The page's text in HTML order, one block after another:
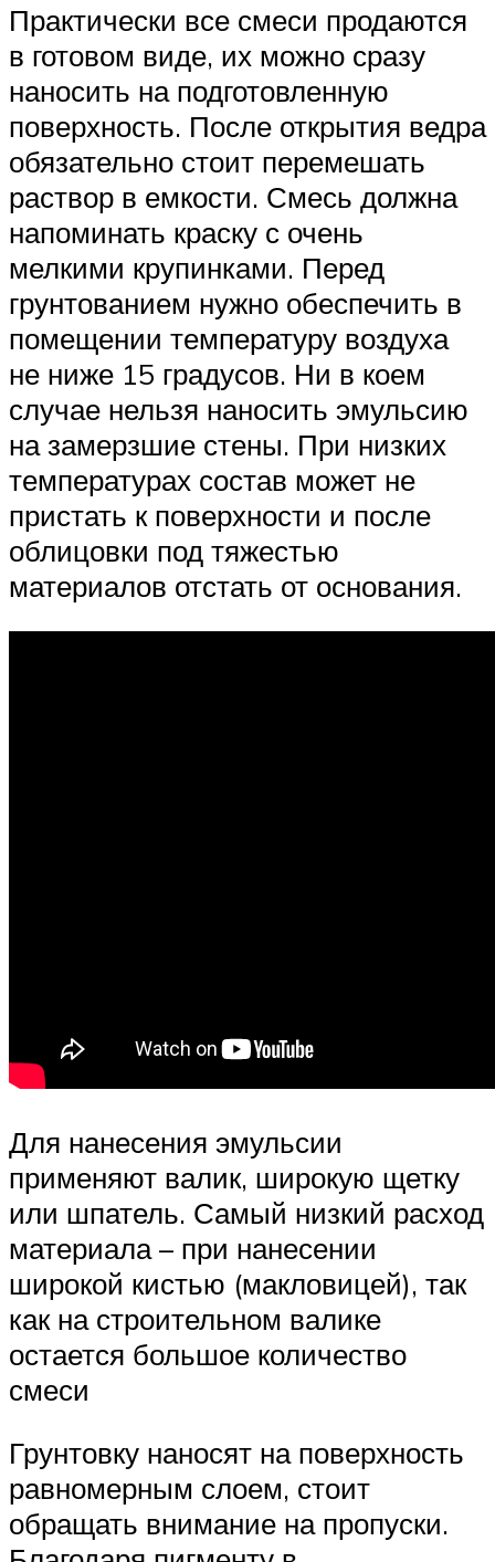
Практически все смеси продаются
в готовом виде, их можно сразу
наносить на подготовленную
поверхность. После открытия ведра
обязательно стоит перемешать
раствор в емкости. Смесь должна
напоминать краску с очень
мелкими крупинками. Перед
грунтованием нужно обеспечить в
помещении температуру воздуха
не ниже 15 градусов. Ни в коем
случае нельзя наносить эмульсию
на замерзшие стены. При низких
температурах состав может не
пристать к поверхности и после
облицовки под тяжестью
материалов отстать от основания.
Для нанесения эмульсии
применяют валик, широкую щетку
или шпатель. Самый низкий расход
материала – при нанесении
широкой кистью (макловицей), так
как на строительном валике
остается большое количество
смеси
Грунтовку наносят на поверхность
равномерным слоем, стоит
обращать внимание на пропуски.